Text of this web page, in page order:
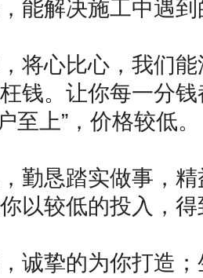
能解决施工中遇
将心比心，我们
钱。让你每一分
至上”，价格较低。
勤恳踏实做事，
以较低的投入，
诚挚的为你打造